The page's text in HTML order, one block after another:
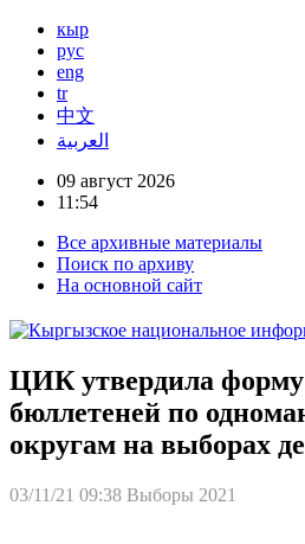
кыр
рус
eng
tr
中文
العربية
09 август 2026
11:54
Все архивные материалы
Поиск по архиву
На основной сайт
ЦИК утвердила форму
бюллетеней по
округам на выборах
03/11/21 09:38 Выборы 2021